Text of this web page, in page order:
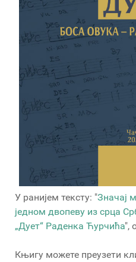
У ранијем тексту: "Значај
једном двопеву из срца
„Дует“ Раденка Ћурчића",
Књигу можете преузети